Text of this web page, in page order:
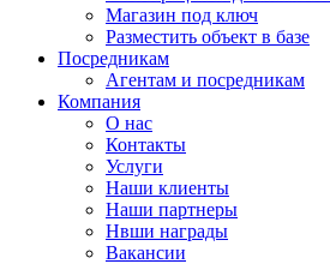
Магазин под ключ
Разместить объект в базе
Посредникам
Агентам и посредникам
Компания
О нас
Контакты
Услуги
Наши клиенты
Наши партнеры
Нвши награды
Вакансии